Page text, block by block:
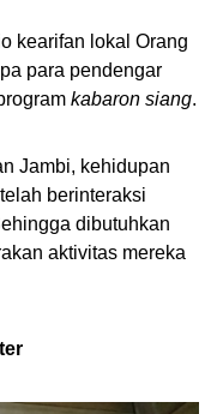
kearifan lokal Orang
para pendengar
kabaron siang.
Jambi, kehidupan
berinteraksi
dibutuhkan
aktivitas mereka